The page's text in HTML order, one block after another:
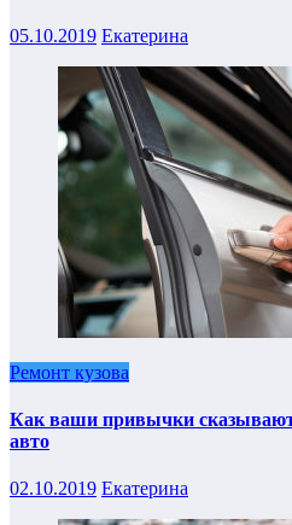
05.10.2019 Екатерина
Ремонт кузова
Как ваши привычки
авто
02.10.2019 Екатерина